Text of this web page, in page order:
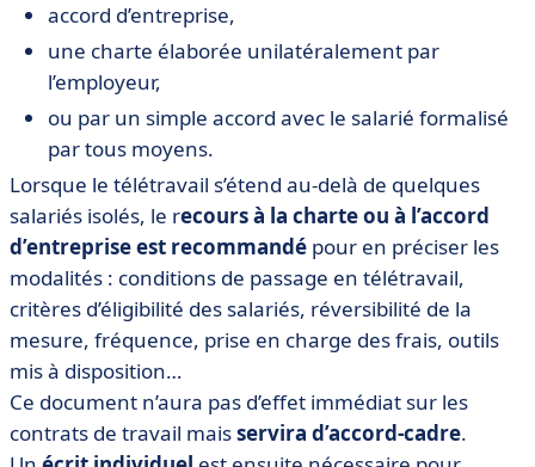
accord d’entreprise,
une charte élaborée unilatéralement par
l’employeur,
ou par un simple accord avec le salarié formalisé
par tous moyens.
Lorsque le télétravail s’étend au-delà de quelques
salariés isolés, le recours à la charte ou à l’accord
d’entreprise est recommandé pour en préciser les
modalités : conditions de passage en télétravail,
critères d’éligibilité des salariés, réversibilité de la
mesure, fréquence, prise en charge des frais, outils
mis à disposition…
Ce document n’aura pas d’effet immédiat sur les
contrats de travail maisservira d’accord-cadre.